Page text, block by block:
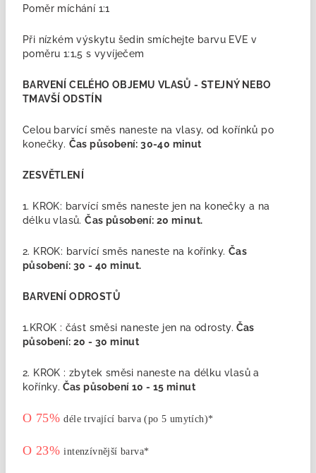
Poměr míchání 1:1
Při nízkém výskytu šedin smíchejte barvu EVE v
poměru 1:1,5 s vyvíječem
BARVENÍ CELÉHO OBJEMU VLASŮ - STEJNÝ NEBO
TMAVŠÍ ODSTÍN
Celou barvící směs naneste na vlasy, od kořínků po
konečky. Čas působení: 30-40 minut
ZESVĚTLENÍ
1. KROK: barvící směs naneste jen na konečky a na
délku vlasů.Čas působení: 20 minut.
2. KROK: barvící směs naneste na kořínky. Čas
působení:30 - 40 minut.
BARVENÍ ODROSTŮ
1.KROK : část směsi naneste jen na odrosty. Čas
působení: 20 - 30 minut
2. KROK : zbytek směsi naneste na délku vlasů a
kořínky. Čas působení 10 - 15 minut
O 75%déle trvající barva (po 5 umytích)*
O 23%intenzívnější barva*